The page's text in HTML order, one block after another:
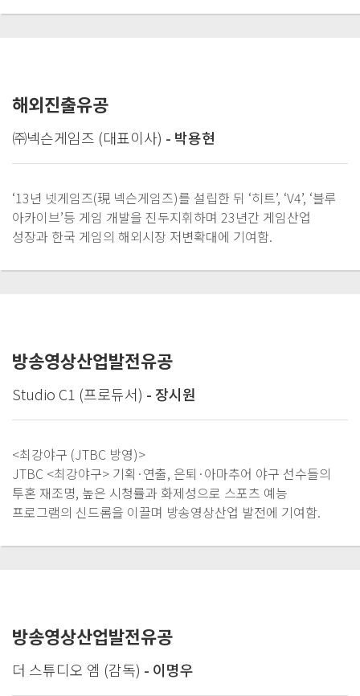
해외진출유공
㈜넥슨게임즈 (대표이사) - 박용현
‘13년 넷게임즈(現 넥슨게임즈)를 설립한 뒤 ‘히트’, ‘V4’, ‘블루
아카이브’등 게임 개발을 진두지휘하며 23년간 게임산업
성장과 한국 게임의 해외시장 저변확대에 기여함.
방송영상산업발전유공
Studio C1 (프로듀서) - 장시원
<최강야구 (JTBC 방영)>
JTBC <최강야구> 기획·연출, 은퇴·아마추어 야구 선수들의
투혼 재조명, 높은 시청률과 화제성으로 스포츠 예능
프로그램의 신드롬을 이끌며 방송영상산업 발전에 기여함.
방송영상산업발전유공
더 스튜디오 엠 (감독) - 이명우